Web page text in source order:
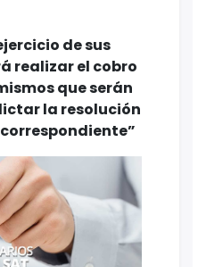
de sus
realizar el cobro
que serán
la resolución